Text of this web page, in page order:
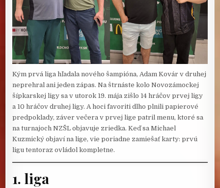
Kým prvá liga hľadala nového šampióna, Adam Kovár v druhej
neprehral ani jeden zápas. Na štrnáste kolo Novozámockej
šípkarskej ligy sa v utorok 19. mája zišlo 14 hráčov prvej ligy
a 10 hráčov druhej ligy. A hoci favoriti dlho plnili papierové
predpoklady, záver večera v prvej lige patril menu, ktoré sa
na turnajoch NZŠL objavuje zriedka. Keď sa Michael
Kuzmický objaví na lige, vie poriadne zamiešať karty: prvú
ligu tentoraz ovládol kompletne.
1. liga